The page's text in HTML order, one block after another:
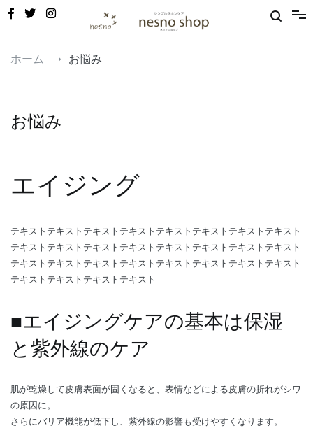
nesno（ネスノ）公式
ホーム
お悩み
お悩み
エイジング
テキストテキストテキストテキストテキストテキストテキストテキスト
テキストテキストテキストテキストテキストテキストテキストテキスト
テキストテキストテキストテキストテキストテキストテキストテキスト
テキストテキストテキストテキスト
■エイジングケアの基本は保湿
と紫外線のケア
肌が乾燥して皮膚表面が固くなると、表情などによる皮膚の折れがシワ
の原因に。
さらにバリア機能が低下し、紫外線の影響も受けやすくなります。